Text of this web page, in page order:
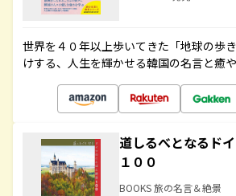
世界を４０年以上歩いてきた「地球の歩
けする、人生を輝かせる韓国の名言と癒
道しるべとなるド
１００
BOOKS 旅の名言＆絶景